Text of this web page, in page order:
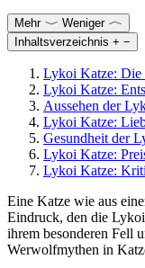
Mehr
Weniger
Inhaltsverzeichnis + −
Lykoi Katze: Die
Lykoi Katze:
Aussehen der
Lykoi Katze:
Gesundheit der
Lykoi Katze:
Lykoi Katze:
Eine Katze wie aus
Eindruck, den die
ihrem besonderen Fell
Werwolfmythen in